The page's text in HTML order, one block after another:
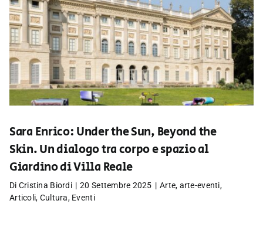
Sara Enrico: Under the Sun, Beyond the
Skin. Un dialogo tra corpo e spazio al
Giardino di Villa Reale
Di Cristina Biordi | 20 Settembre 2025 | Arte, arte-eventi,
Articoli, Cultura, Eventi